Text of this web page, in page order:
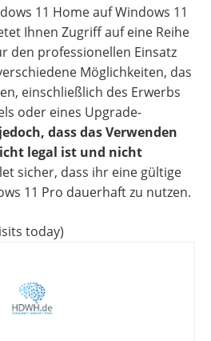
11 Home auf Windows 11
Ihnen Zugriff auf eine Reihe
den professionellen Einsatz
Möglichkeiten, das
einschließlich des Erwerbs
oder eines Upgrade-
dass das Verwenden
legal ist und nicht
sicher, dass ihr eine gültige
11 Pro dauerhaft zu nutzen.
today)